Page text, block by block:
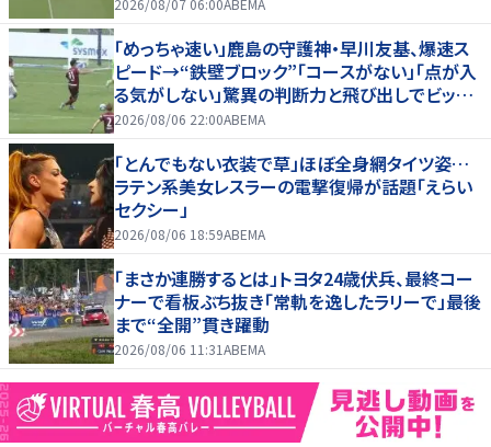
「めっちゃ速い」鹿島の守護神・早川友基、爆速ス
ピード→“鉄壁ブロック”「コースがない」「点が入
る気がしない」驚異の判断力と飛び出しでビッグ
セーブ
2026/08/06 22:00ABEMA
「とんでもない衣装で草」ほぼ全身網タイツ姿…
ラテン系美女レスラーの電撃復帰が話題「えらい
セクシー」
2026/08/06 18:59ABEMA
「まさか連勝するとは」トヨタ24歳伏兵、最終コー
ナーで看板ぶち抜き「常軌を逸したラリーで」最後
まで“全開”貫き躍動
2026/08/06 11:31ABEMA